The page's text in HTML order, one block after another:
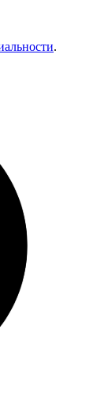
.